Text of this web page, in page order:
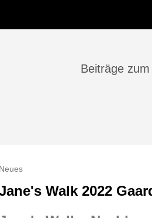
Beiträge zum
Neues
Walk 2022